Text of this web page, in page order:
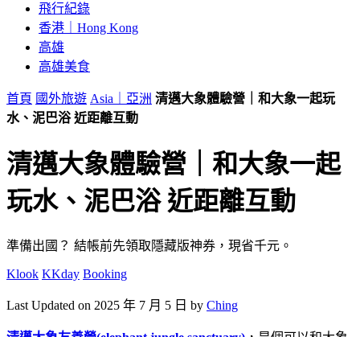
飛行紀錄
香港｜Hong Kong
高雄
高雄美食
首頁 國外旅遊 Asia｜亞洲 清邁大象體驗營｜和大象一起玩
水、泥巴浴 近距離互動
清邁大象體驗營｜和大象一起
玩水、泥巴浴 近距離互動
準備出國？ 結帳前先領取隱藏版神券，現省千元。
Klook KKday Booking
Last Updated on 2025 年 7 月 5 日 by Ching